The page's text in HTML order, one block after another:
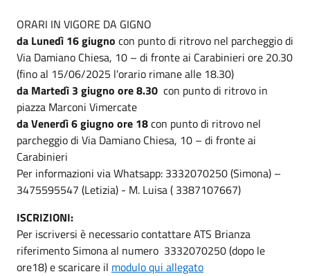
ORARI IN VIGORE DA GIGNO
da Lunedì 16 giugno con punto di ritrovo nel parcheggio di
Via Damiano Chiesa, 10 – di fronte ai Carabinieri ore 20.30
(fino al 15/06/2025 l'orario rimane alle 18.30)
da Martedì 3 giugno ore 8.30 con punto di ritrovo in
piazza Marconi Vimercate
da Venerdì 6 giugno ore 18con punto di ritrovo nel
parcheggio di Via Damiano Chiesa, 10 – di fronte ai
Carabinieri
Per informazioni via Whatsapp: 3332070250 (Simona) –
3475595547 (Letizia) - M. Luisa ( 3387107667)
ISCRIZIONI:
Per iscriversi è necessario contattare ATS Brianza
riferimento Simona al numero 3332070250 (dopo le
ore18) e scaricare il modulo qui allegato